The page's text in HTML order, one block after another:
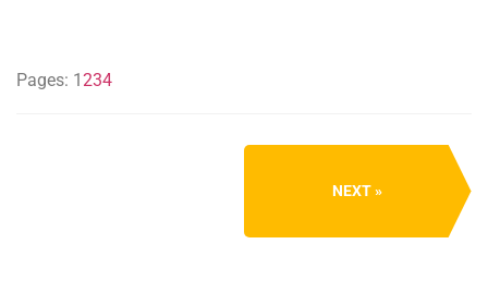
Pages: 1234
NEXT